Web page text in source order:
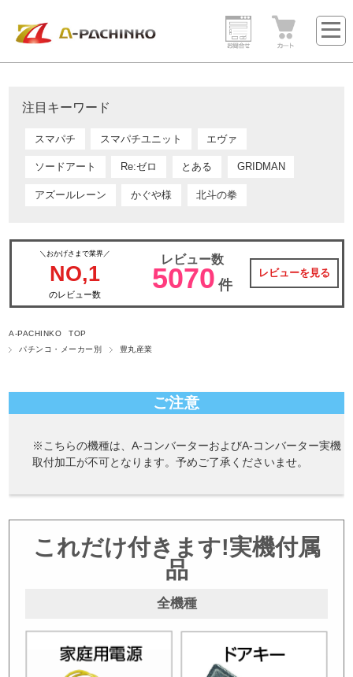
注目キーワード
スマパチ スマパチユニット エヴァ
ソードアート Re:ゼロ とある GRIDMAN
アズールレーン かぐや様 北斗の拳
＼おかげさまで業界／
NO,1
のレビュー数
レビュー数
5070 件
レビューを見る
A-PACHINKO TOP
パチンコ・メーカー別
豊丸産業
ご注意
※こちらの機種は、A-コンバーターおよびA-コンバーター実機
取付加工が不可となります。予めご了承くださいませ。
これだけ付きます!実機付属
品
全機種